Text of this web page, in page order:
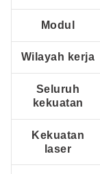
Modul
Wilayah kerja
Seluruh
kekuatan
Kekuatan
laser